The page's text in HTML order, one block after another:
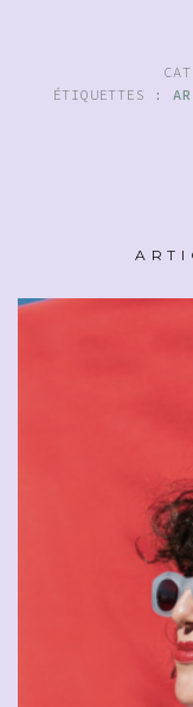
ÉTIQUETTES :